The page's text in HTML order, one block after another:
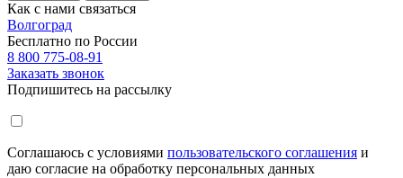
Как с нами связаться
Волгоград
Бесплатно по России
8 800 775-08-91
Заказать звонок
Подпишитесь на рассылку
Соглашаюсь с условиями пользовательского соглашения и
даю согласие на обработку персональных данных